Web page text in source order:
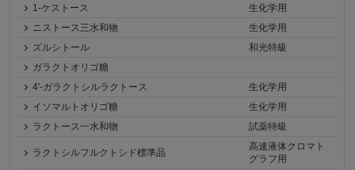
1-ケストース
生化学用
ニストース三水和物
生化学用
ズルシトール
和光特級
ガラクトオリゴ糖
4'-ガラクトシルラクトース
生化学用
イソマルトオリゴ糖
生化学用
ラクトース一水和物
試薬特級
ラクトシルフルクトシド標準品
高速液体クロマト
グラフ用